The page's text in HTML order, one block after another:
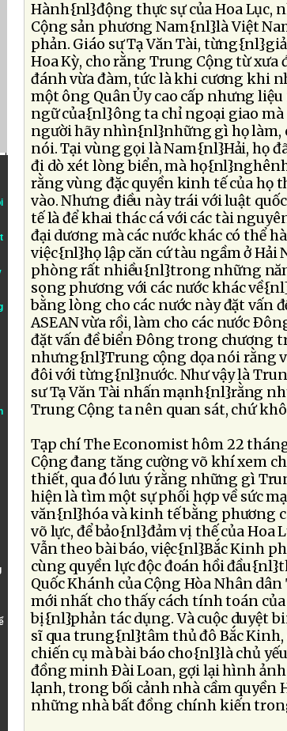
Hành{nl}động thực sự của Hoa Lục,
Cộng sản phương Nam{nl}là Việt
phản. Giáo sư Tạ Văn Tài,
Hoa Kỳ, cho rằng Trung Cộng từ xưa
đánh vừa đàm, tức là khi cương khi
một ông Quân Ủy cao cấp nhưng
ngữ của{nl}ông ta chỉ ngoại giao
người hãy nhìn{nl}những gì họ làm,
nói. Tại vùng gọi là Nam{nl}Hải, họ
đi dò xét lòng biển, mà
rằng vùng đặc quyền kinh tế của họ
vào. Nhưng điều này trái với luật
tế là để khai thác cá với các tài
đại dương mà các nước khác có thể
việc{nl}họ lập căn cứ tàu ngầm ở Hải
phòng rất nhiều{nl}trong những
song phương với các nước khác
bằng lòng cho các nước này đặt
ASEAN vừa rồi, làm cho các nước
đặt vấn đề biển Ðông trong chương
nhưng{nl}Trung cộng dọa nói rằng
đôi với từng{nl}nước. Như vậy là
sư Tạ Văn Tài nhấn mạnh{nl}rằng
Trung Cộng ta nên quan sát, chứ
Tạp chí The Economist hôm 22
Cộng đang tăng cường võ khí xem
thiết, qua đó lưu ý rằng những gì
hiện là tìm một sự phối hợp về sức
văn{nl}hóa và kinh tế bằng phương
võ lực, để bảo{nl}đảm vị thế của Hoa
Vẫn theo bài báo, việc{nl}Bắc Kinh
cùng quyền lực độc đoán hồi
Quốc Khánh của Cộng Hòa Nhân
mới nhất cho thấy cách tính toán
bị{nl}phản tác dụng. Và cuộc duyệt
sĩ qua trung{nl}tâm thủ đô Bắc
chiến cụ mà bài báo cho{nl}là chủ
đồng minh Ðài Loan, gợi lại hình
lạnh, trong bối cảnh nhà cầm quyền
những nhà bất đồng chính kiến